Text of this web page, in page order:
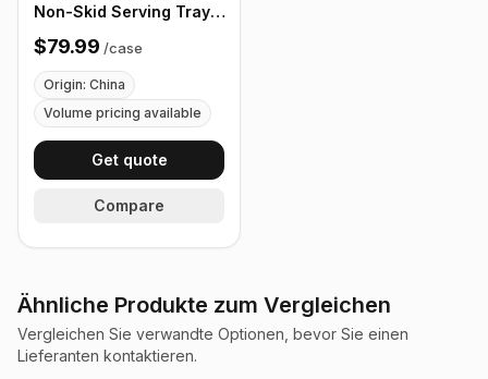
Non-Skid Serving Tray,
16" Black - Case of 12
$79.99 /case
Origin: China
Volume pricing available
Get quote
Compare
Ähnliche Produkte zum Vergleichen
Vergleichen Sie verwandte Optionen, bevor Sie einen
Lieferanten kontaktieren.